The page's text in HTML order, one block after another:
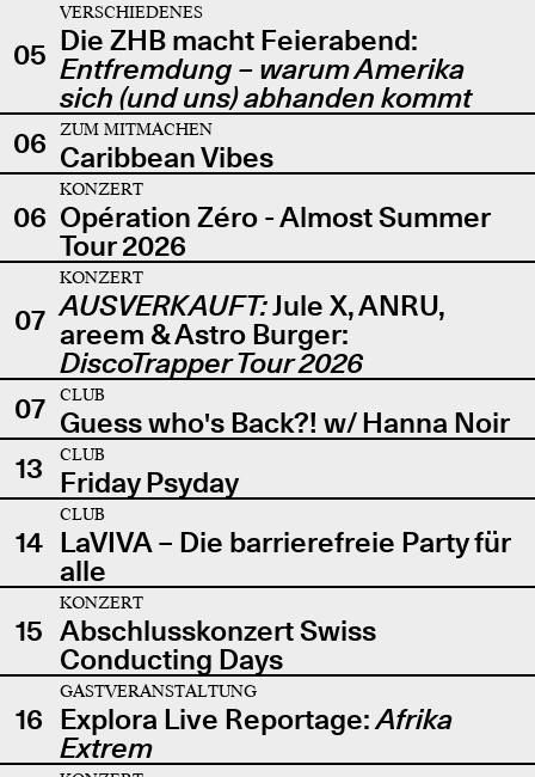
05
VERSCHIEDENES
Die ZHB macht Feierabend:
Entfremdung – warum Amerika
sich (und uns) abhanden kommt
06
ZUM MITMACHEN
Caribbean Vibes
06
KONZERT
Opération Zéro - Almost Summer
Tour 2026
07
KONZERT
AUSVERKAUFT:Jule X, ANRU,
areem & Astro Burger:
DiscoTrapper Tour 2026
07
CLUB
Guess who's Back?! w/ Hanna Noir
13
CLUB
Friday Psyday
14
CLUB
LaVIVA – Die barrierefreie Party für
alle
15
KONZERT
Abschlusskonzert Swiss
Conducting Days
16
GASTVERANSTALTUNG
Explora Live Reportage:Afrika
Extrem